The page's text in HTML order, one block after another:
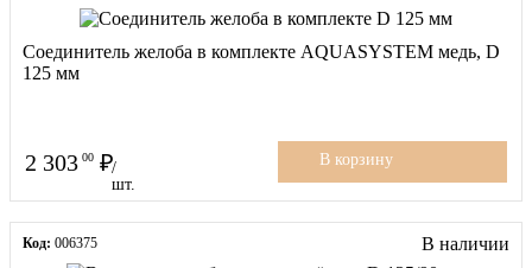
Соединитель желоба в комплекте AQUASYSTEM медь, D
125 мм
2 303 00
/
шт.
В корзину
Код: 006375 В наличии